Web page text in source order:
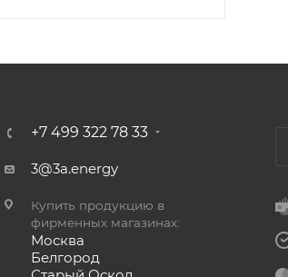
+7 499 322 78 33
3@3a.energy
Купить продукцию в
фирменных магазинах:
Москва
Белгород